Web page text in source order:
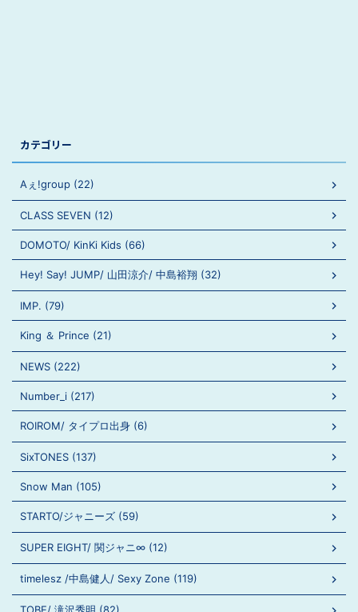
カテゴリー
Aぇ!group (22)
CLASS SEVEN (12)
DOMOTO/ KinKi Kids (66)
Hey! Say! JUMP/ 山田涼介/ 中島裕翔 (32)
IMP. (79)
King ＆ Prince (21)
NEWS (222)
Number_i (217)
ROIROM/ タイプロ出身 (6)
SixTONES (137)
Snow Man (105)
STARTO/ジャニーズ (59)
SUPER EIGHT/ 関ジャニ∞ (12)
timelesz /中島健人/ Sexy Zone (119)